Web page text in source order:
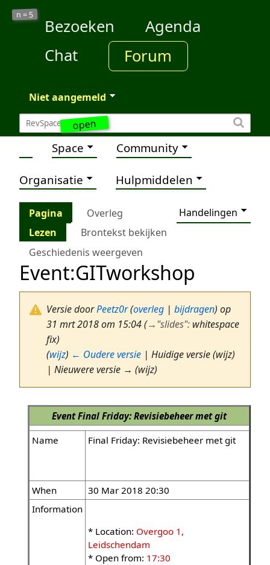
open
n = 5
Bezoeken
Agenda
Chat
Forum
Niet aangemeld
Space Community
Organisatie Hulpmiddelen
Pagina Overleg
Handelingen
Lezen
Brontekst bekijken
Geschiedenis weergeven
Event:GITworkshop
Versie doorPeetz0r(overleg | bijdragen) op
31 mrt 2018 om 15:04(→"slides": whitespace
fix)
(wijz) ← Oudere versie | Huidige versie (wijz)
| Nieuwere versie → (wijz)
EventFinal Friday: Revisiebeheer met git
Name
Final Friday: Revisiebeheer met git
When
30 Mar 2018 20:30
Information
* Location: Overgoo 1,
Leidschendam
* Open from: 17:30